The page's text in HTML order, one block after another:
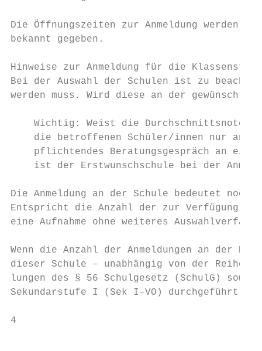
Die Öffnungszeiten zur Anmeldung werden
bekannt gegeben.
Hinweise zur Anmeldung für die
Bei der Auswahl der Schulen ist zu
werden muss. Wird diese an der
Wichtig: Weist die Durchschnittsnote
die betroffenen Schüler/innen nur an
pflichtendes Beratungsgespräch an
ist der Erstwunschschule bei der
Die Anmeldung an der Schule bedeutet noch
Entspricht die Anzahl der zur Verfügung
eine Aufnahme ohne weiteres
Wenn die Anzahl der Anmeldungen an der
dieser Schule – unabhängig von der
lungen des § 56 Schulgesetz (SchulG)
Sekundarstufe I (Sek I–VO) durchgeführt.
4